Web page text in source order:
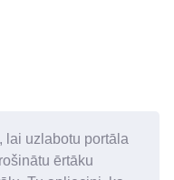
lai uzlabotu portāla
ērtāku